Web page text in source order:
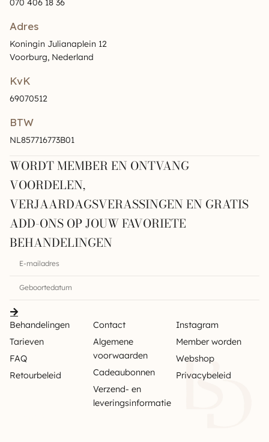
070 406 18 36
Adres
Koningin Julianaplein 12
Voorburg, Nederland
KvK
69070512
BTW
NL857716773B01
WORDT MEMBER EN ONTVANG
VOORDELEN,
VERJAARDAGSVERASSINGEN EN GRATIS
ADD-ONS OP JOUW FAVORIETE
BEHANDELINGEN
Behandelingen
Tarieven
FAQ
Retourbeleid
Contact
Algemene
voorwaarden
Cadeaubonnen
Verzend- en
leveringsinformatie
Instagram
Member worden
Webshop
Privacybeleid